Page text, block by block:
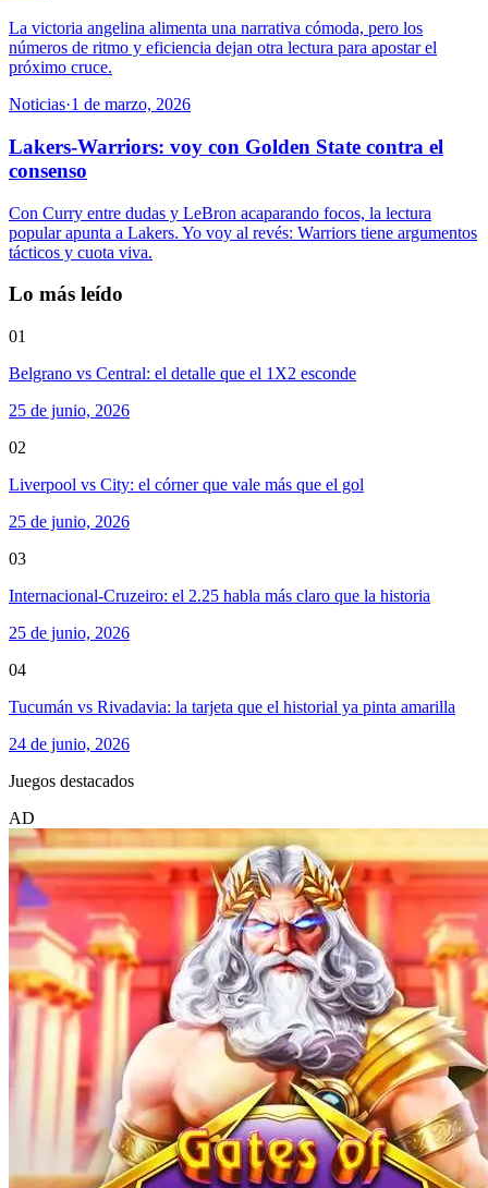
La victoria angelina alimenta una narrativa cómoda, pero los
números de ritmo y eficiencia dejan otra lectura para apostar el
próximo cruce.
Noticias·1 de marzo, 2026
Lakers-Warriors: voy con Golden State contra el
consenso
Con Curry entre dudas y LeBron acaparando focos, la lectura
popular apunta a Lakers. Yo voy al revés: Warriors tiene argumentos
tácticos y cuota viva.
Lo más leído
01
Belgrano vs Central: el detalle que el 1X2 esconde
25 de junio, 2026
02
Liverpool vs City: el córner que vale más que el gol
25 de junio, 2026
03
Internacional-Cruzeiro: el 2.25 habla más claro que la historia
25 de junio, 2026
04
Tucumán vs Rivadavia: la tarjeta que el historial ya pinta amarilla
24 de junio, 2026
Juegos destacados
AD